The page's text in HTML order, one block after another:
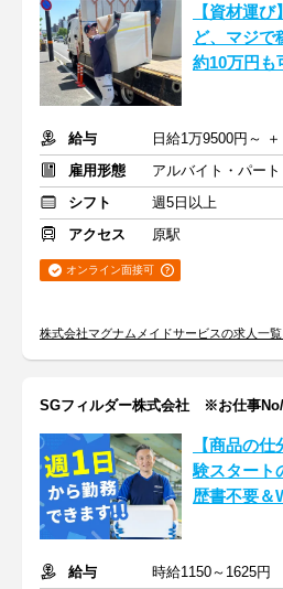
【資材運
ど、マジで
約10万円
給与
日給1万9500円～
雇用形態
アルバイト・パート
シフト
週5日以上
アクセス
原駅
オンライン面接可
株式会社マグナムメイドサービスの求人一
SGフィルダー株式会社 ※お仕事No/
【商品の
験スタート
歴書不要＆
給与
時給1150～1625